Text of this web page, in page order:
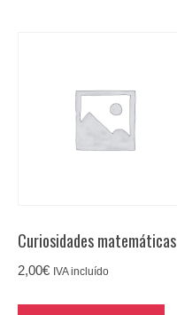
Curiosidades matemáticas
2,00€ IVA incluído